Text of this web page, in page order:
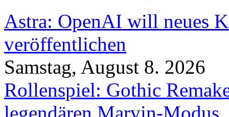
Astra: OpenAI will neues
veröffentlichen
Samstag, August 8. 2026
Rollenspiel: Gothic
legendären Marvin-Modus